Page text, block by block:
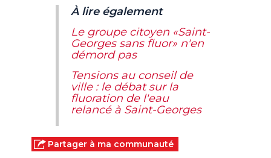
À lire également
Le groupe citoyen «Saint-
Georges sans fluor» n'en
démord pas
Tensions au conseil de
ville : le débat sur la
fluoration de l'eau
relancé à Saint-Georges
Partager à ma communauté